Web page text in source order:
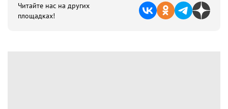
Читайте нас на других
площадках!